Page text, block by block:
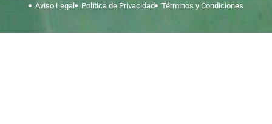
Aviso Legal Política de Privacidad Términos y Condiciones